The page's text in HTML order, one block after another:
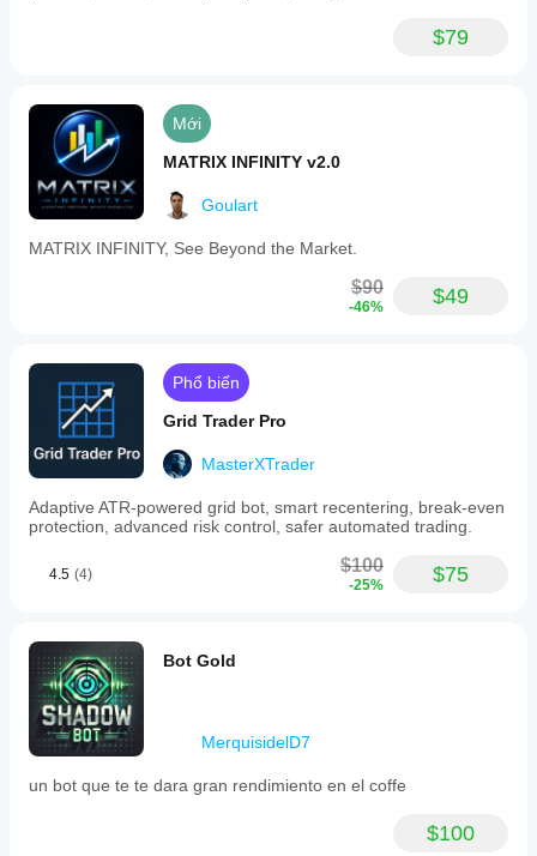
$79
Mới
MATRIX INFINITY v2.0
Goulart
MATRIX INFINITY, See Beyond the Market.
$90
-46% $49
Phổ biến
Grid Trader Pro
MasterXTrader
Adaptive ATR-powered grid bot, smart recentering, break-even
protection, advanced risk control, safer automated trading.
4.5 (4) $100
-25% $75
Bot Gold
MerquisidelD7
un bot que te te dara gran rendimiento en el coffe
$100